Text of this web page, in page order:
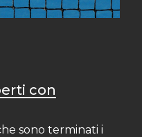
con
sono terminati i